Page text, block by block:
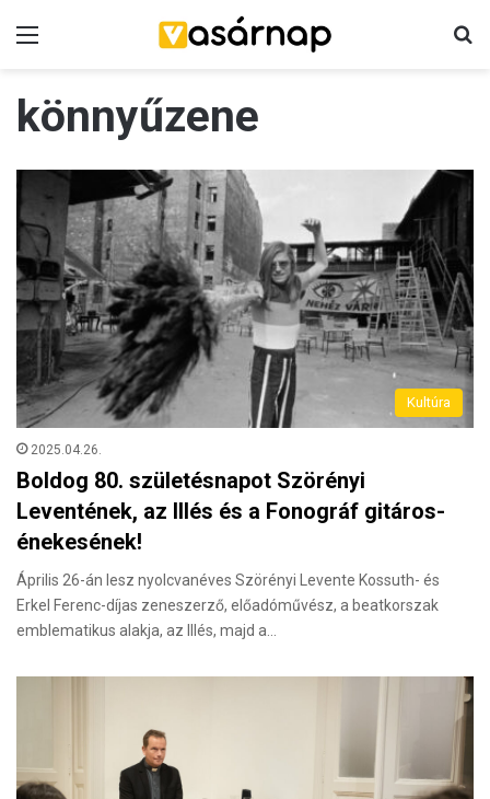
könnyűzene
Kultúra
2025.04.26.
Boldog 80. születésnapot Szörényi
Leventének, az Illés és a Fonográf gitáros-
énekesének!
Április 26-án lesz nyolcvanéves Szörényi Levente Kossuth- és
Erkel Ferenc-díjas zeneszerző, előadóművész, a beatkorszak
emblematikus alakja, az Illés, majd a…